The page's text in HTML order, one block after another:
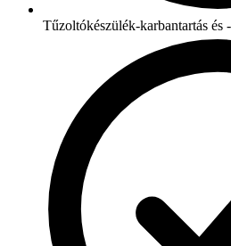
Tűzoltókészülék-karbantartás és